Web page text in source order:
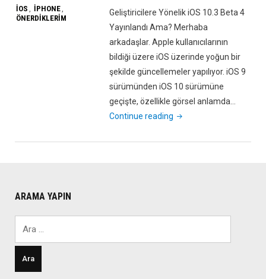
IOS , IPHONE,
ÖNERDIKLERIM
Geliştiricilere Yönelik iOS 10.3 Beta 4
Yayınlandı Ama? Merhaba
arkadaşlar. Apple kullanıcılarının
bildiği üzere iOS üzerinde yoğun bir
şekilde güncellemeler yapılıyor. iOS 9
sürümünden iOS 10 sürümüne
geçişte, özellikle görsel anlamda…
Continue reading "Geliştiricilere
iOS
Ama?"
ARAMA YAPIN